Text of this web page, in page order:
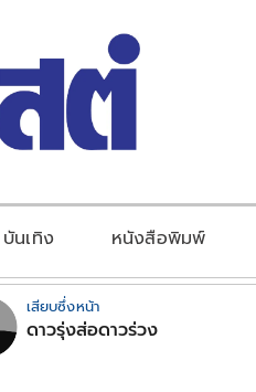
บันเทิง หนังสือพิมพ์
เสียบซึ่งหน้า
ดาวรุ่งส่อดาวร่วง